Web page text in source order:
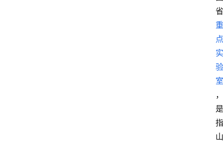
省
重
点
实
验
室
，
是
指
山